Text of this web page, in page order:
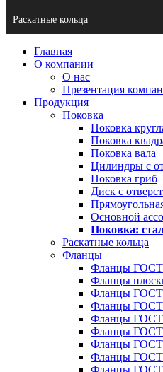
Раскатные кольца
Главная
О компании
О нас
Презентация
Продукция
Поковка
Поковка
Поковка
Поковка вала
Цилиндры с
Поковка гриб
Диск с
Основной
Поковка:
Раскатные кольца
Фланцы
Фланцы ГОСТ
Фланцы
Фланцы ГОСТ
Фланцы ГОСТ
Фланцы ГОСТ
Фланцы ГОСТ
Фланцы ГОСТ
Фланцы ГОСТ
Фланцы ГОСТ